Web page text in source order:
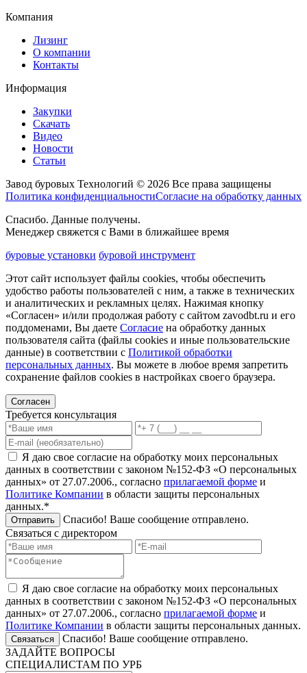
Компания
Лизинг
О компании
Контакты
Информация
Закупки
Скачать
Видео
Новости
Статьи
Завод буровых Технологий © 2026 Все права защищены
Политика конфиденциальностиСогласие на обработку данных
Спасибо. Данные получены.
Менеджер свяжется с Вами в ближайшее время
буровые установки буровой инструмент
Этот сайт использует файлы cookies, чтобы обеспечить
удобство работы пользователей с ним, а также в технических
и аналитических и рекламных целях. Нажимая кнопку
«Согласен» и/или продолжая работу с сайтом zavodbt.ru и его
поддоменами, Вы даете Согласие на обработку данных
пользователя сайта (файлы cookies и иные пользовательские
данные) в соответствии с Политикой обработки
персональных данных. Вы можете в любое время запретить
сохранение файлов cookies в настройках своего браузера.
Согласен
Требуется консультация
Я даю свое согласие на обработку моих персональных
данных в соответствии с законом №152-ФЗ «О персональных
данных» от 27.07.2006., согласно прилагаемой форме и
Политике Компании в области защиты персональных
данных.*
Отправить
Спасибо! Ваше сообщение отправлено.
Связаться с директором
Я даю свое согласие на обработку моих персональных
данных в соответствии с законом №152-ФЗ «О персональных
данных» от 27.07.2006., согласно прилагаемой форме и
Политике Компании в области защиты персональных данных.
Связаться
Спасибо! Ваше сообщение отправлено.
ЗАДАЙТЕ ВОПРОСЫ
СПЕЦИАЛИСТАМ ПО УРБ